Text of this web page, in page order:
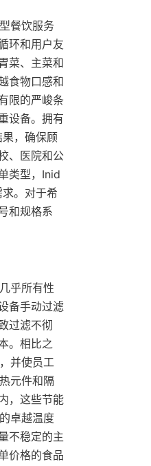
餐饮服务
环和用户友
菜、主菜和
食物口感和
限的严峻条
设备。拥有
，确保顾
、医院和公
类型，Inid
。对于希
和规格系
乎所有性
备手动过滤
过滤不彻
。相比之
并使员工
元件和隔
，这些节能
卓越温度
不稳定的主
价格的食品